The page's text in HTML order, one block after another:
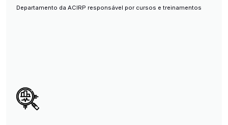
Departamento da ACIRP responsável por cursos e treinamentos